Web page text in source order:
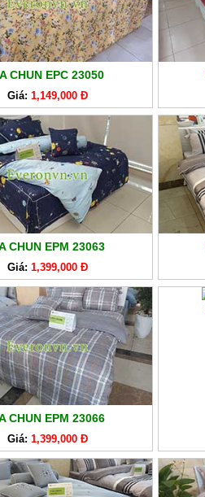
CHUN EPC 23050
Giá: 1,149,000 Đ
CHUN EPM 23063
Giá: 1,399,000 Đ
CHUN EPM 23066
Giá: 1,399,000 Đ